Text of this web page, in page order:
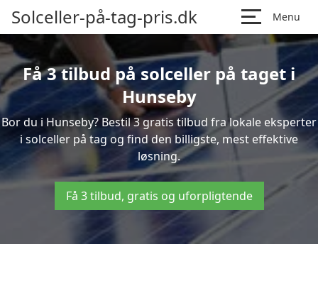
Solceller-på-tag-pris.dk Menu
Få 3 tilbud på solceller på taget i
Hunseby
Bor du i Hunseby? Bestil 3 gratis tilbud fra lokale eksperter
i solceller på tag og find den billigste, mest effektive
løsning.
Få 3 tilbud, gratis og uforpligtende